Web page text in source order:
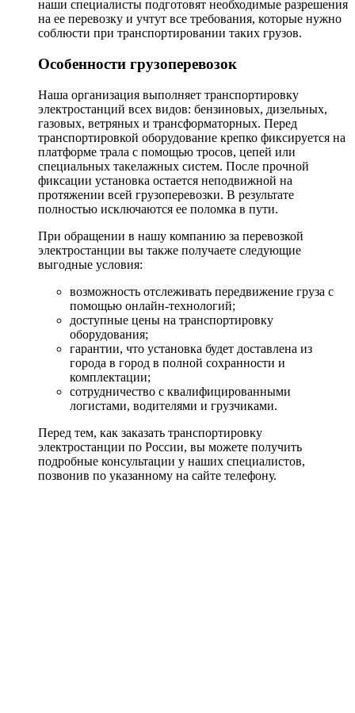
наши специалисты подготовят необходимые разрешения
на ее перевозку и учтут все требования, которые нужно
соблюсти при транспортировании таких грузов.
Особенности грузоперевозок
Наша организация выполняет транспортировку
электростанций всех видов: бензиновых, дизельных,
газовых, ветряных и трансформаторных. Перед
транспортировкой оборудование крепко фиксируется на
платформе трала с помощью тросов, цепей или
специальных такелажных систем. После прочной
фиксации установка остается неподвижной на
протяжении всей грузоперевозки. В результате
полностью исключаются ее поломка в пути.
При обращении в нашу компанию за перевозкой
электростанции вы также получаете следующие
выгодные условия:
возможность отслеживать передвижение груза с
помощью онлайн-технологий;
доступные цены на транспортировку
оборудования;
гарантии, что установка будет доставлена из
города в город в полной сохранности и
комплектации;
сотрудничество с квалифицированными
логистами, водителями и грузчиками.
Перед тем, как заказать транспортировку
электростанции по России, вы можете получить
подробные консультации у наших специалистов,
позвонив по указанному на сайте телефону.